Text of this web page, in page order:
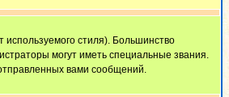
стиля). Большинство
могут иметь специальные звания.
вами сообщений.